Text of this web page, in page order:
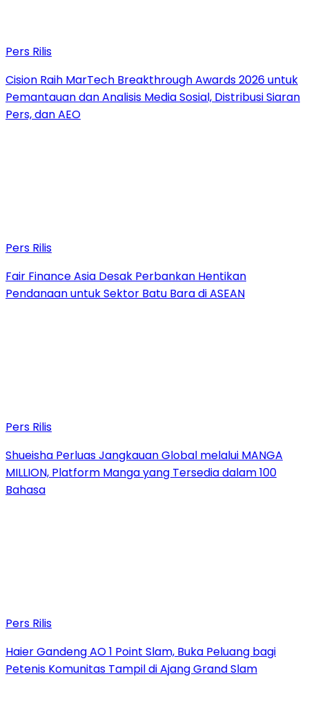
Pers Rilis
Cision Raih MarTech Breakthrough Awards 2026 untuk
Pemantauan dan Analisis Media Sosial, Distribusi Siaran
Pers, dan AEO
Pers Rilis
Fair Finance Asia Desak Perbankan Hentikan
Pendanaan untuk Sektor Batu Bara di ASEAN
Pers Rilis
Shueisha Perluas Jangkauan Global melalui MANGA
MILLION, Platform Manga yang Tersedia dalam 100
Bahasa
Pers Rilis
Haier Gandeng AO 1 Point Slam, Buka Peluang bagi
Petenis Komunitas Tampil di Ajang Grand Slam